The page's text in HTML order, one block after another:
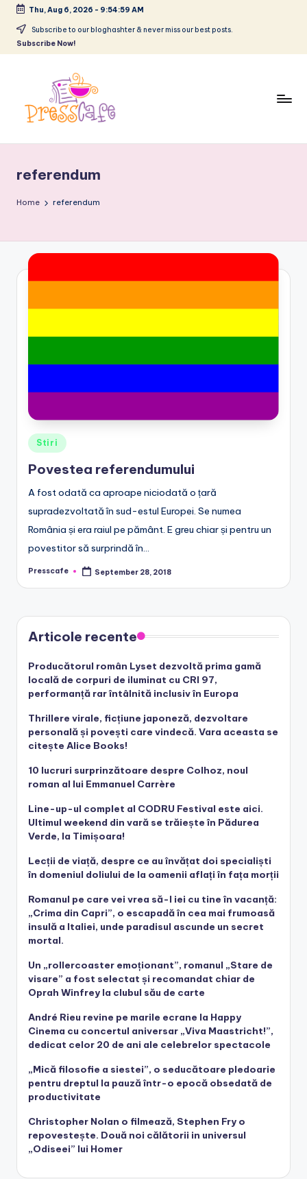
Skip
Thu, Aug 6, 2026 - 9:55:00 AM
Subscribe to our bloghashter & never miss our best posts.
Subscribe Now!
e
s
c
a
.
r
o
urbane
referendum
Home referendum
Posted
Stiri
Povestea referendumului
A fost odată ca aproape niciodată o țară
supradezvoltată în sud-estul Europei. Se numea
România și era raiul pe pământ. E greu chiar și pentru un
povestitor să surprindă în…
Posted
Presscafe September 28, 2018
Articole recente
Producătorul român Lyset dezvoltă prima gamă
locală de corpuri de iluminat cu CRI 97,
performanță rar întâlnită inclusiv în Europa
Thrillere virale, ficțiune japoneză, dezvoltare
personală și povești care vindecă. Vara aceasta se
citește Alice Books!
10 lucruri surprinzătoare despre Colhoz, noul
roman al lui Emmanuel Carrère
Line-up-ul complet al CODRU Festival este aici.
Ultimul weekend din vară se trăiește în Pădurea
Verde, la Timișoara!
Lecții de viață, despre ce au învățat doi specialiști
în domeniul doliului de la oamenii aflați în fața morții
Romanul pe care vei vrea să-l iei cu tine în vacanță:
„Crima din Capri”, o escapadă în cea mai frumoasă
insulă a Italiei, unde paradisul ascunde un secret
mortal.
Un „rollercoaster emoționant”, romanul „Stare de
visare” a fost selectat și recomandat chiar de
Oprah Winfrey la clubul său de carte
André Rieu revine pe marile ecrane la Happy
Cinema cu concertul aniversar „Viva Maastricht!”,
dedicat celor 20 de ani ale celebrelor spectacole
„Mică filosofie a siestei”, o seducătoare pledoarie
pentru dreptul la pauză într-o epocă obsedată de
productivitate
Christopher Nolan o filmează, Stephen Fry o
repovestește. Două noi călătorii in universul
„Odiseei” lui Homer